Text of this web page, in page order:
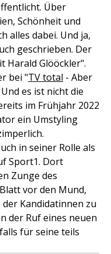
Über
Schönheit und
alles dabei. Und ja,
geschrieben. Der
Harald Glööckler".
bei "TV total - Aber
Und es ist nicht die
im Frühjahr 2022
ein Umstyling
in seiner Rolle als
Sport1. Dort
Zunge des
vor den Mund,
Kandidatinnen zu
der Ruf eines neuen
für seine teils